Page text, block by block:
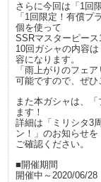
さらに今回は「1回
「1回限定！有償プ
個を使って
SSRマスターピース
10回ガシャの内容
容になります。
「雨上がりのフェ
可能ですので、ぜひ
また本ガシャは、
ます！
詳細は「ミリシタ3
ン！」のお知らせを
ご確認ください。
■開催期間
開催中～2020/06/28